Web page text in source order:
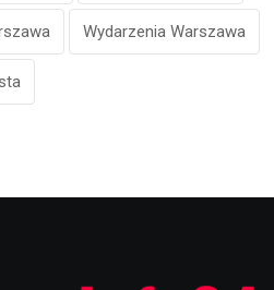
Wydarzenia Warszawa